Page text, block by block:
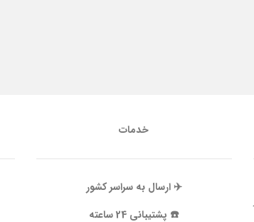
خدمات
✈️ ارسال به سراسر کشور
☎️ پشتیبانی 24 ساعته